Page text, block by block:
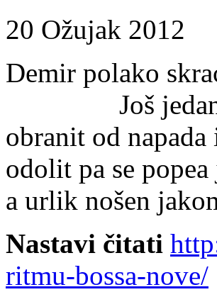
20 Ožujak 2012
Demir polako
Još jedan
obranit od
odolit pa se
a urlik nošen
Nastavi čitati
ritmu-bossa-nove/